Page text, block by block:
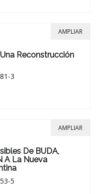
Reconstrucción
3
AMPLIAR
De BUDA,
A La Nueva
5
AMPLIAR